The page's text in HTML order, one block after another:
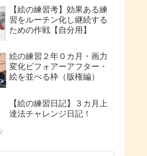
【絵の練習考】効果ある練
習をルーチン化し継続する
ための作戦【自分用】
絵の練習２年０カ月・画力
変化ビフォアーアフター・
絵を並べる枠（版権編）
【絵の練習日記】３カ月上
達法チャレンジ日記！